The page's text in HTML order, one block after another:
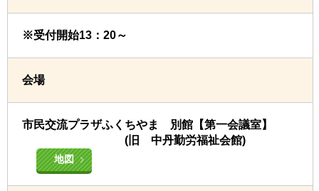
※受付開始13：20～
会場
市民交流プラザふくちやま 別館【第一会議室】
(旧 中丹勤労福祉会館)
地図